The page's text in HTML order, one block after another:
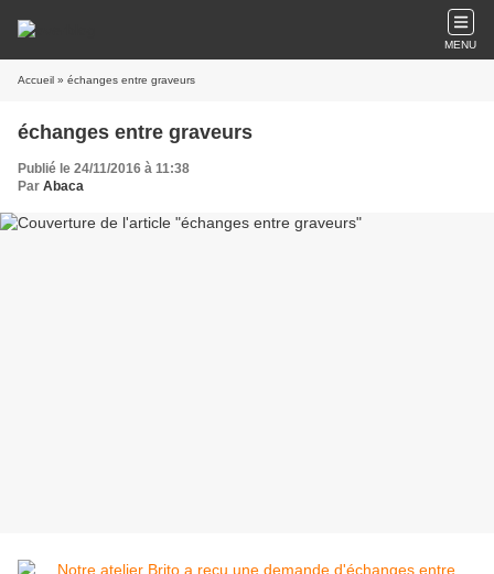
MENU
Accueil » échanges entre graveurs
échanges entre graveurs
Publié le 24/11/2016 à 11:38
Par Abaca